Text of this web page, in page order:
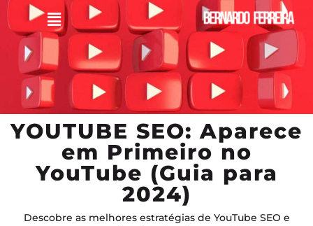
YOUTUBE SEO: Aparece
em Primeiro no
YouTube (Guia para
2024)
Descobre as melhores estratégias de YouTube SEO e